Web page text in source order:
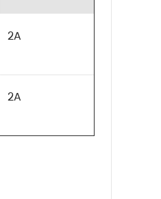
2A
2A